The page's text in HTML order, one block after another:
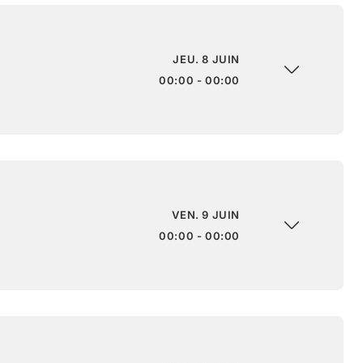
JEU. 8 JUIN
00:00 - 00:00
VEN. 9 JUIN
00:00 - 00:00